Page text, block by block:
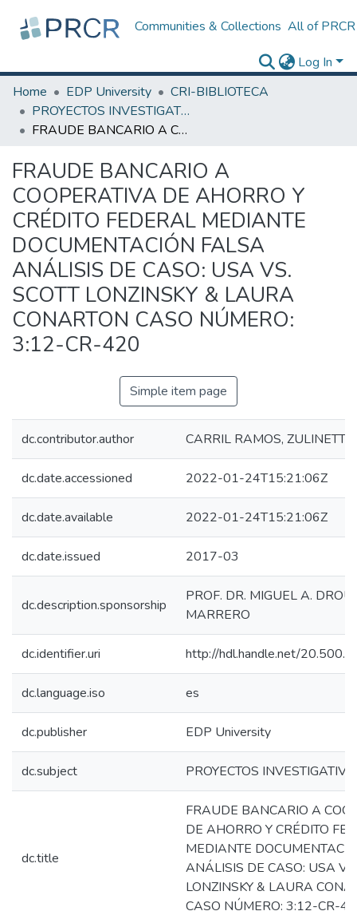
Communities & Collections All of PRCR
Log In
Home
EDP University
CRI-BIBLIOTECA
PROYECTOS INVESTIGATIVOS
FRAUDE BANCARIO A COOPERATIVA DE AHORRO Y CRÉDITO FEDERAL MEDIANTE DOCUMENTACIÓN FALSA ANÁLISIS DE CASO: USA VS. SCOTT LONZINSKY & LAURA CONARTON CASO NÚMERO: 3:12-CR-420
FRAUDE BANCARIO A
COOPERATIVA DE AHORRO Y
CRÉDITO FEDERAL MEDIANTE
DOCUMENTACIÓN FALSA
ANÁLISIS DE CASO: USA VS.
SCOTT LONZINSKY & LAURA
CONARTON CASO NÚMERO:
3:12-CR-420
Simple item page
dc.contributor.author CARRIL RAMOS, ZULINETTE
dc.date.accessioned 2022-01-24T15:21:06Z
dc.date.available 2022-01-24T15:21:06Z
dc.date.issued 2017-03
dc.description.sponsorship
PROF. DR. MIGUEL A.
MARRERO
dc.identifier.uri http://hdl.handle.net/
dc.language.iso es
dc.publisher EDP University
dc.subject PROYECTOS
dc.title
FRAUDE BANCARIO A
DE AHORRO Y CRÉDITO
MEDIANTE
ANÁLISIS DE CASO: USA
LONZINSKY & LAURA
CASO NÚMERO: 3:12-CR-